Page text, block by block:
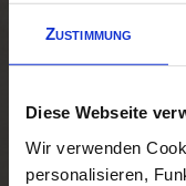
Zustimmung
Diese Webseite
Wir verwenden
personalisieren,
Registergericht:
Amtsgericht